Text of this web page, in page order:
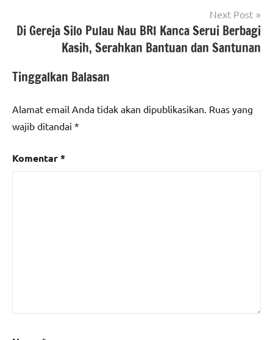
Next Post
Di Gereja Silo Pulau Nau BRI Kanca Serui Berbagi
Kasih, Serahkan Bantuan dan Santunan
Tinggalkan Balasan
Alamat email Anda tidak akan dipublikasikan. Ruas yang
wajib ditandai *
Komentar*